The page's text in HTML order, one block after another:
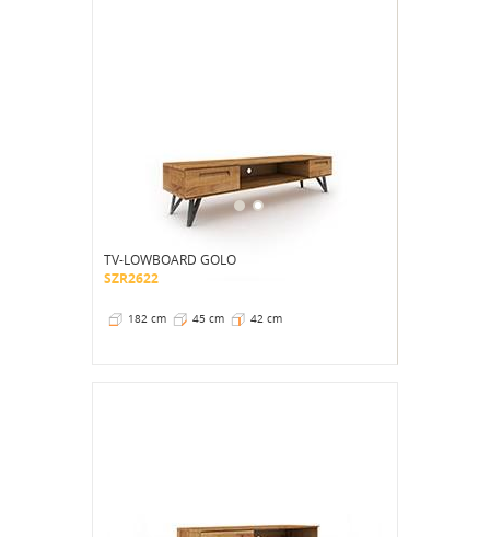
TV-LOWBOARD GOLO
SZR2622
182 cm 45 cm 42 cm